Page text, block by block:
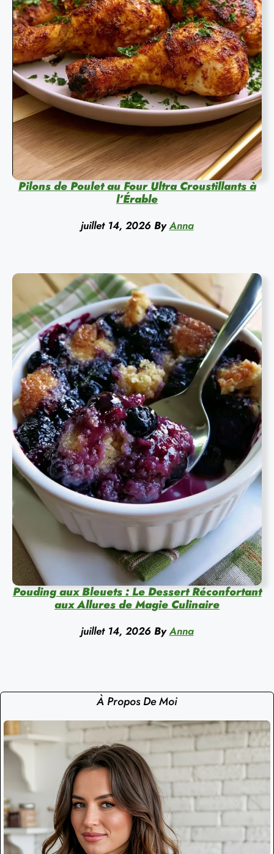
Pilons de Poulet au Four Ultra Croustillants à
l’Érable
juillet 14, 2026 By Anna
Pouding aux Bleuets : Le Dessert Réconfortant
aux Allures de Magie Culinaire
juillet 14, 2026 By Anna
À Propos De Moi